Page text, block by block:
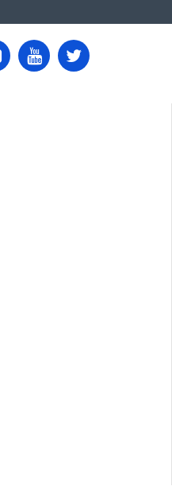
(ق, ط, ب, ج, د) ишора
(тўхтаганда) қалқала
ёзилди.